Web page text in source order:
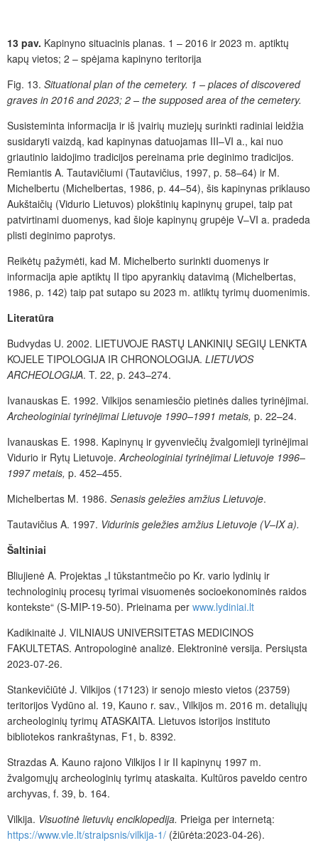
13 pav. Kapinyno situacinis planas. 1 – 2016 ir 2023 m. aptiktų
kapų vietos; 2 – spėjama kapinyno teritorija
Fig. 13. Situational plan of the cemetery. 1 – places of discovered
graves in 2016 and 2023; 2 – the supposed area of the cemetery.
Susisteminta informacija ir iš įvairių muziejų surinkti radiniai leidžia
susidaryti vaizdą, kad kapinynas datuojamas III–VI a., kai nuo
griautinio laidojimo tradicijos pereinama prie deginimo tradicijos.
Remiantis A. Tautavičiumi (Tautavičius, 1997, p. 58–64) ir M.
Michelbertu (Michelbertas, 1986, p. 44–54), šis kapinynas priklauso
Aukštaičių (Vidurio Lietuvos) plokštinių kapinynų grupei, taip pat
patvirtinami duomenys, kad šioje kapinynų grupėje V–VI a. pradeda
plisti deginimo paprotys.
Reikėtų pažymėti, kad M. Michelberto surinkti duomenys ir
informacija apie aptiktų II tipo apyrankių datavimą (Michelbertas,
1986, p. 142) taip pat sutapo su 2023 m. atliktų tyrimų duomenimis.
Literatūra
Budvydas U. 2002. LIETUVOJE RASTŲ LANKINIŲ SEGIŲ LENKTA
KOJELE TIPOLOGIJA IR CHRONOLOGIJA. LIETUVOS
ARCHEOLOGIJA. T. 22, p. 243–274.
Ivanauskas E. 1992. Vilkijos senamiesčio pietinės dalies tyrinėjimai.
Archeologiniai tyrinėjimai Lietuvoje 1990–1991 metais, p. 22–24.
Ivanauskas E. 1998. Kapinynų ir gyvenviečių žvalgomieji tyrinėjimai
Vidurio ir Rytų Lietuvoje.Archeologiniai tyrinėjimai Lietuvoje 1996–
1997 metais, p. 452–455.
Michelbertas M. 1986. Senasis geležies amžius Lietuvoje.
Tautavičius A. 1997. Vidurinis geležies amžius Lietuvoje (V–IX a).
Šaltiniai
Bliujienė A. Projektas „I tūkstantmečio po Kr. vario lydinių ir
technologinių procesų tyrimai visuomenės socioekonominės raidos
kontekste“ (S-MIP-19-50). Prieinama per www.lydiniai.lt
Kadikinaitė J. VILNIAUS UNIVERSITETAS MEDICINOS
FAKULTETAS. Antropologinė analizė. Elektroninė versija. Persiųsta
2023-07-26.
Stankevičiūtė J. Vilkijos (17123) ir senojo miesto vietos (23759)
teritorijos Vydūno al. 19, Kauno r. sav., Vilkijos m. 2016 m. detaliųjų
archeologinių tyrimų ATASKAITA. Lietuvos istorijos instituto
bibliotekos rankraštynas, F1, b. 8392.
Strazdas A. Kauno rajono Vilkijos I ir II kapinynų 1997 m.
žvalgomųjų archeologinių tyrimų ataskaita. Kultūros paveldo centro
archyvas, f. 39, b. 164.
Vilkija. Visuotinė lietuvių enciklopedija. Prieiga per internetą:
https://www.vle.lt/straipsnis/vilkija-1/ (žiūrėta:2023-04-26).